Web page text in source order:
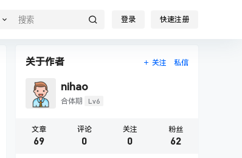
登录 快速注册
关于作者 关注 私信
nihao
合体期 Lv6
文章
69
评论
0
关注
0
粉丝
62